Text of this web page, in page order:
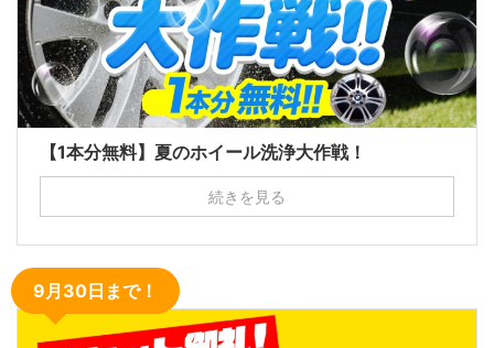
【1本分無料】夏のホイール洗浄大作戦！
続きを見る
9月30日まで！